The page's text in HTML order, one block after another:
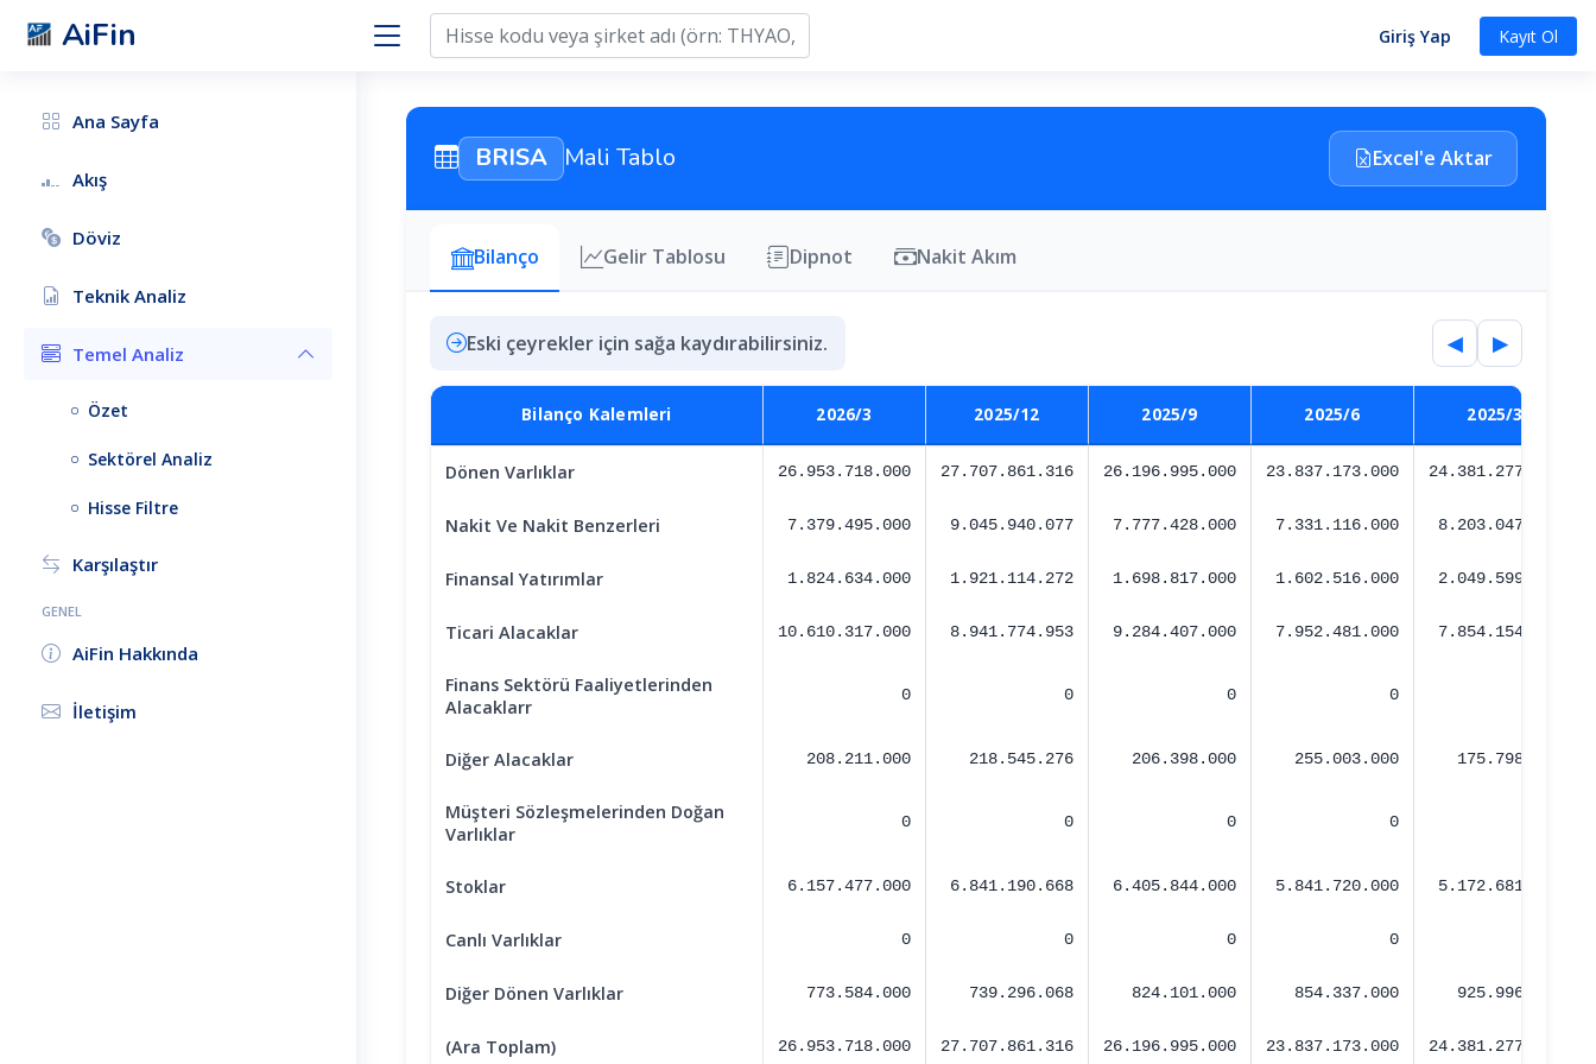
AiFin Giriş Yap Kayıt Ol
Ana Sayfa
Akış
Döviz
Teknik Analiz
Temel Analiz
Özet
Sektörel Analiz
Hisse Filtre
Karşılaştır
GENEL
AiFin Hakkında
İletişim
BRISA Mali Tablo Excel'e Aktar
Bilanço Gelir Tablosu Dipnot Nakit Akım
Eski çeyrekler için sağa kaydırabilirsiniz. ◀ ▶
Bilanço Kalemleri 2026/3 2025/12 2025/9 2025/6 2025/3
Dönen Varlıklar 26.953.718.000 27.707.861.316 26.196.995.000 23.837.173.000 24.381.277.363
Nakit Ve Nakit Benzerleri 7.379.495.000 9.045.940.077 7.777.428.000 7.331.116.000 8.203.047.837
Finansal Yatırımlar 1.824.634.000 1.921.114.272 1.698.817.000 1.602.516.000 2.049.599.244
Ticari Alacaklar 10.610.317.000 8.941.774.953 9.284.407.000 7.952.481.000 7.854.154.320
Finans Sektörü Faaliyetlerinden
Alacaklarr
0 0 0 0
Diğer Alacaklar 208.211.000 218.545.276 206.398.000 255.003.000 175.798.553
Müşteri Sözleşmelerinden Doğan
Varlıklar
0 0 0 0
Stoklar 6.157.477.000 6.841.190.668 6.405.844.000 5.841.720.000 5.172.681.399
Canlı Varlıklar 0 0 0 0
Diğer Dönen Varlıklar 773.584.000 739.296.068 824.101.000 854.337.000 925.996.010
(Ara Toplam) 26.953.718.000 27.707.861.316 26.196.995.000 23.837.173.000 24.381.277.363